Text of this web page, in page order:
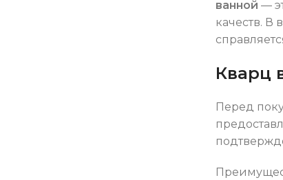
ванной —
качеств. В
Кварц
Перед